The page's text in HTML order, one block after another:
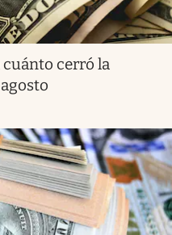
cuánto cerró la